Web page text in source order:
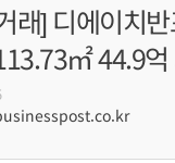
래] 디에이치
㎡ 44.9억